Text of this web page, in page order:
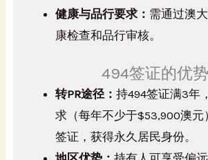
健康与品行要求： 需通过澳
康检查和品行审核。
494签证的优势
转PR途径：持494签证满3年
求（每年不少于$53,900澳元
签证，获得永久居民身份。